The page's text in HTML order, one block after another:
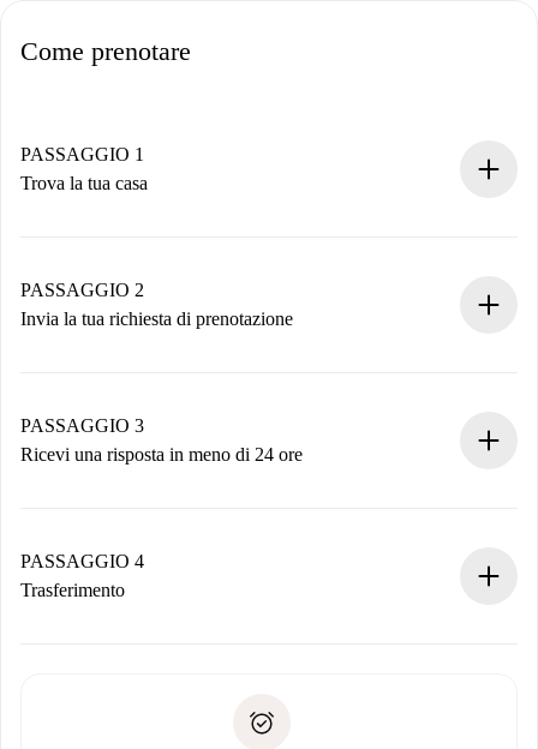
Come prenotare
PASSAGGIO 1
Trova la tua casa
Hai tutte le informazioni necessarie in anticipo.
PASSAGGIO 2
Invia la tua richiesta di prenotazione
non accetta.
PASSAGGIO 3
Ricevi una risposta in meno di 24 ore
contatto con il proprietario.
Se rifiutata: non ti addebiteremo nulla e ti proporremo
Domiciliazione del pagamento
PASSAGGIO 4
Trasferimento
solo se non segnali problemi.